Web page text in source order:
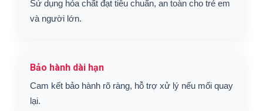
Sử dụng hóa chất đạt tiêu chuẩn, an toàn cho trẻ em
và người lớn.
Bảo hành dài hạn
Cam kết bảo hành rõ ràng, hỗ trợ xử lý nếu mối quay
lại.